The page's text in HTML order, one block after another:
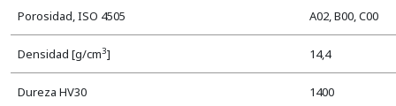
Porosidad, ISO 4505 A02, B00, C00
Densidad [g/cm3] 14,4
Dureza HV30
1400